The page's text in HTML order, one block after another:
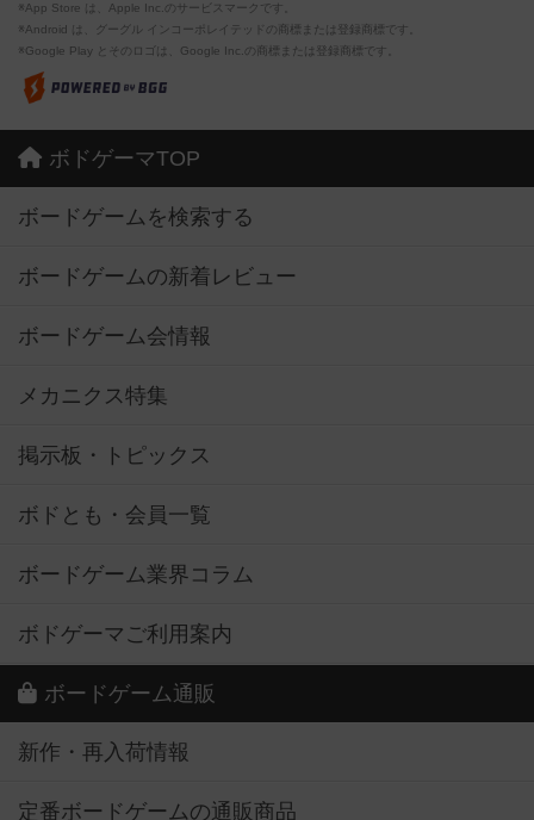
※App Store は、Apple Inc.のサービスマークです。
※Android は、グーグル インコーポレイテッドの商標または登録商標です。
※Google Play とそのロゴは、Google Inc.の商標または登録商標です。
ボドゲーマTOP
ボードゲームを検索する
ボードゲームの新着レビュー
ボードゲーム会情報
メカニクス特集
掲示板・トピックス
ボドとも・会員一覧
ボードゲーム業界コラム
ボドゲーマご利用案内
ボードゲーム通販
新作・再入荷情報
定番ボードゲームの通販商品